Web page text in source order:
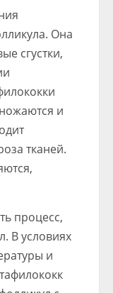
Она
сгустки,
и
тканей.
процесс,
В условиях
и